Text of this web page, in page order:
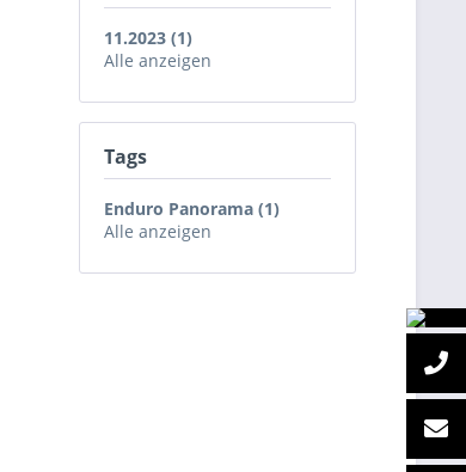
11.2023 (1)
Alle anzeigen
Tags
Enduro Panorama (1)
Alle anzeigen